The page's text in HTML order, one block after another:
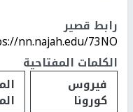
رابط قصير
nn.najah.edu/73NO/
الكلمات المفتاحية
فيروس
كورونا